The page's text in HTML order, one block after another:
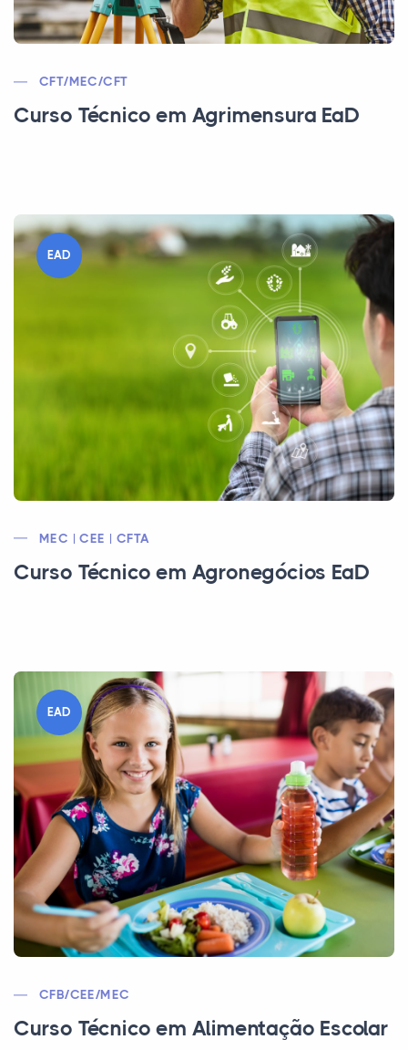
CFT/MEC/CFT
Curso Técnico em Agrimensura EaD
EAD
MEC | CEE | CFTA
Curso Técnico em Agronegócios EaD
EAD
CFB/CEE/MEC
Curso Técnico em Alimentação Escolar